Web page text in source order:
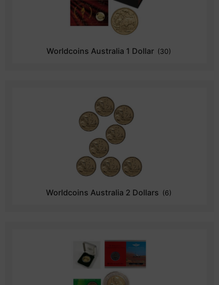
Worldcoins Australia 1 Dollar (30)
Worldcoins Australia 2 Dollars (6)